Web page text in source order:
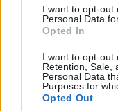
I want to opt-out
Personal Data
Opted In
I want to opt-out
Retention, Sale,
Personal Data
Purposes for
Opted Out
szerda esténként
18.00 óráig várjuk
GALÉRIA